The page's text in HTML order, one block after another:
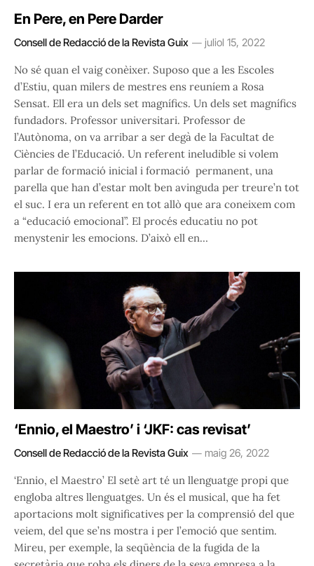
En Pere, en Pere Darder
Consell de Redacció de la Revista Guix juliol 15, 2022
No sé quan el vaig conèixer. Suposo que a les Escoles
d’Estiu, quan milers de mestres ens reuníem a Rosa
Sensat. Ell era un dels set magnífics. Un dels set magnífics
fundadors. Professor universitari. Professor de
l’Autònoma, on va arribar a ser degà de la Facultat de
Ciències de l’Educació. Un referent ineludible si volem
parlar de formació inicial i formació permanent, una
parella que han d’estar molt ben avinguda per treure’n tot
el suc. I era un referent en tot allò que ara coneixem com
a “educació emocional”. El procés educatiu no pot
menystenir les emocions. D’això ell en…
‘Ennio, el Maestro’ i ‘JKF: cas revisat’
Consell de Redacció de la Revista Guix maig 26, 2022
‘Ennio, el Maestro’ El setè art té un llenguatge propi que
engloba altres llenguatges. Un és el musical, que ha fet
aportacions molt significatives per la comprensió del que
veiem, del que se’ns mostra i per l’emoció que sentim.
Mireu, per exemple, la seqüència de la fugida de la